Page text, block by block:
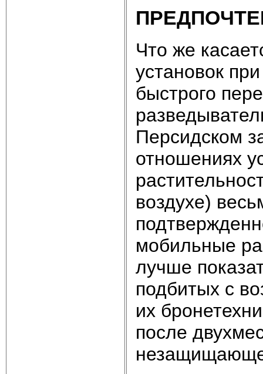
Что же
установок
быстрого
Персидском
отношениях
воздухе)
мобильные
лучше
подбитых с
их
после